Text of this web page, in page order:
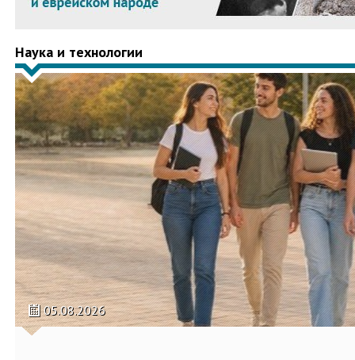
Наука и технологии
05.08.2026